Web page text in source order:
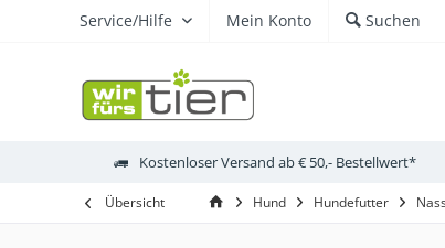
Service/Hilfe Mein Konto Suchen
Kostenloser Versand ab € 50,- Bestellwert*
Übersicht Hund Hundefutter